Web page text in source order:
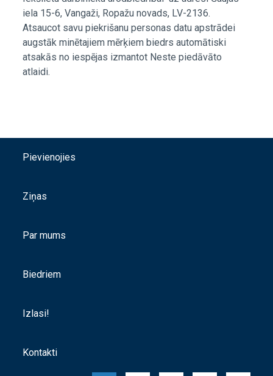
iela 15-6, Vangaži, Ropažu novads, LV-2136.
Atsaucot savu piekrišanu personas datu apstrādei
augstāk minētajiem mērķiem biedrs automātiski
atsakās no iespējas izmantot Neste piedāvāto
atlaidi.
Pievienojies
Ziņas
Par mums
Biedriem
Izlasi!
Kontakti